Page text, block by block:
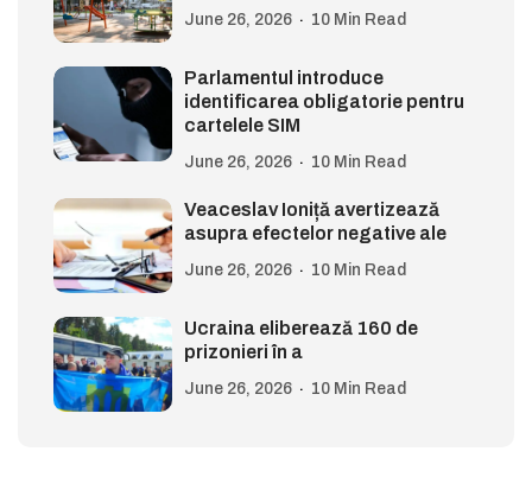
June 26, 2026 10 Min Read
Parlamentul introduce
identificarea obligatorie pentru
cartelele SIM
June 26, 2026 10 Min Read
Veaceslav Ioniță avertizează
asupra efectelor negative ale
June 26, 2026 10 Min Read
Ucraina eliberează 160 de
prizonieri în a
June 26, 2026 10 Min Read